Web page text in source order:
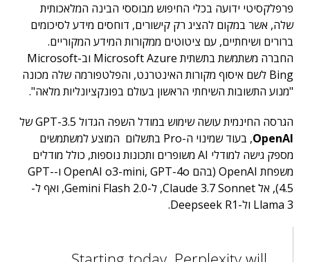
פרפלקסיטי ידועה בכלי החיפוש מבוססי הבינה המלאכותית
שלה, אשר במקום להציג רק קישורים, דוחסים מידע לסיכומים
ברורים ושיחתיים, עם ציטוטים ממקורות המידע המקוריים.
החברה משתמשת בתשתית Microsoft Azure וב-Microsoft
Bing לשם איסוף מקורות האינטרנט, והפלטפורמה שלה מכונה
"מנוע התשובות השיחתי הראשון בעולם בפונקציונליות מלאה".
הגרסה החינמית עושה שימוש במודל השפה הגדול GPT-3.5 של
OpenAI
, בעוד שמינוי ה-Pro בתשלום המוצע למשתמשים
מספק גישה למודלי AI משופרים ותכונות נוספות, כולל מודלים
משפחת OpenAI (בהם OpenAI o3-mini, GPT-4o ו-GPT-
4.5), אל Claude 3.7 Sonnet, ל-Gemini Flash 2.0, ואף ל-
Llama 3 ול-Deepseek R1.